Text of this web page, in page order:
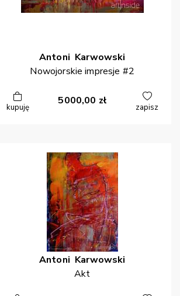
Antoni Karwowski
Nowojorskie impresje #2
kupuję
5000,00 zł
zapisz
Antoni Karwowski
Akt